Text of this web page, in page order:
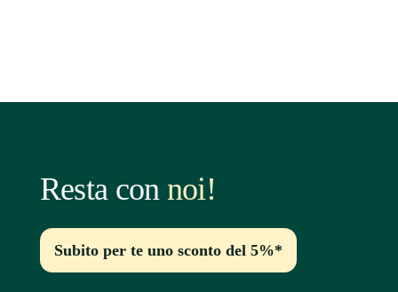
Resta con noi!
Subito per te uno sconto del 5%*